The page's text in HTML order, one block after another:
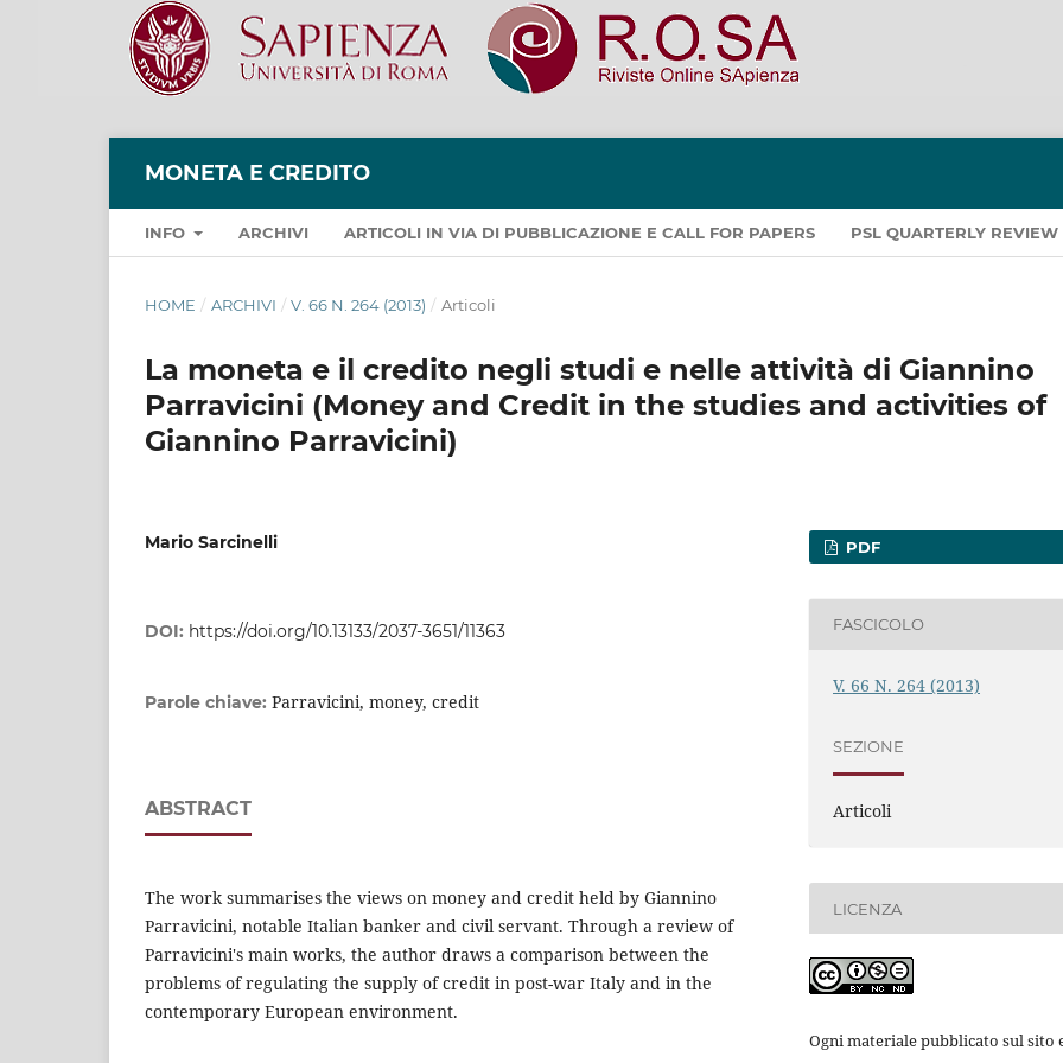
MONETA E CREDITO
INFO ARCHIVI ARTICOLI IN VIA DI PUBBLICAZIONE E CALL FOR PAPERS PSL QUARTERLY REVIEW
HOME / ARCHIVI / V. 66 N. 264 (2013) / Articoli
La moneta e il credito negli studi e nelle attività di Giannino
Parravicini (Money and Credit in the studies and activities of
Giannino Parravicini)
Mario Sarcinelli
DOI: https://doi.org/10.13133/2037-3651/11363
Parole chiave: Parravicini, money, credit
ABSTRACT
The work summarises the views on money and credit held by Giannino
Parravicini, notable Italian banker and civil servant. Through a review of
Parravicini's main works, the author draws a comparison between the
problems of regulating the supply of credit in post-war Italy and in the
contemporary European environment.
PDF
FASCICOLO
V. 66 N. 264 (2013)
SEZIONE
Articoli
LICENZA
Ogni materiale pubblicato sul sito